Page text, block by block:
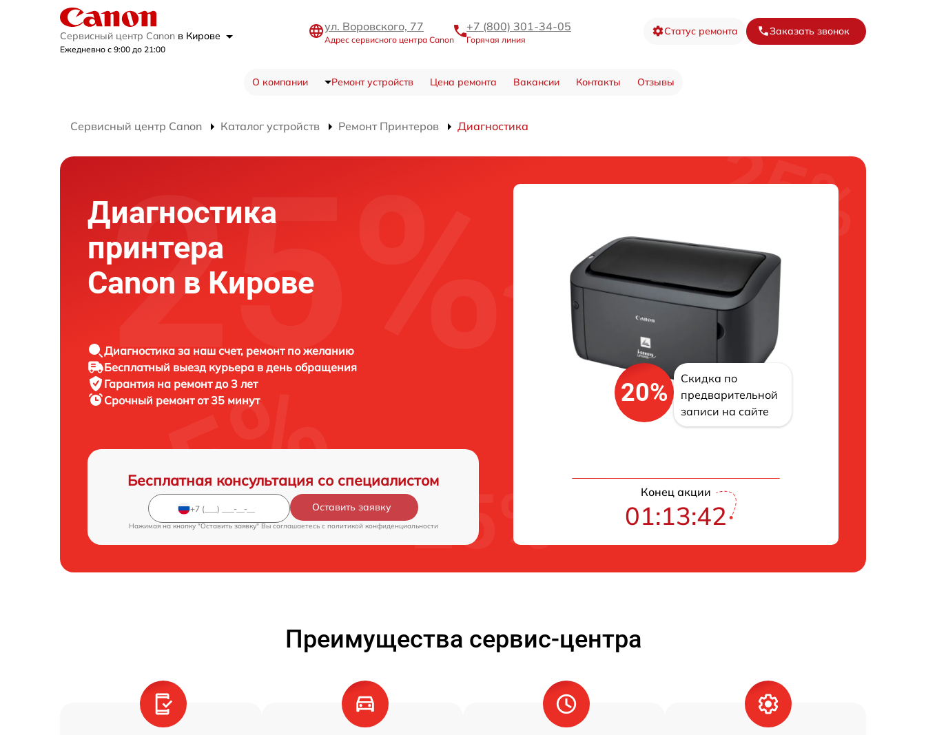
Сервисный центр Canon в Кирове
Ежедневно с 9:00 до 21:00
ул. Воровского, 77
Адрес сервисного центра Canon
+7 (800) 301-34-05
Горячая линия
Статус ремонта Заказать звонок
О компании Ремонт устройств Цена ремонта Вакансии Контакты Отзывы
Сервисный центр Canon Каталог устройств Ремонт Принтеров Диагностика
Диагностика
принтера
Canon в Кирове
Диагностика за наш счет, ремонт по желанию
Бесплатный выезд курьера в день обращения
Гарантия на ремонт до 3 лет
Срочный ремонт от 35 минут
Бесплатная консультация со специалистом
Оставить заявку
Нажимая на кнопку "Оставить заявку" Вы соглашаетесь c политикой конфиденциальности
20%
Скидка по
предварительной
записи на сайте
Конец акции
01:13:41
Преимущества сервис-центра